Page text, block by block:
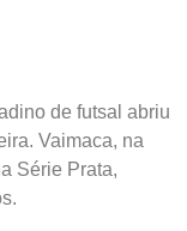
de futsal abriu
Vaimaca, na
Série Prata,